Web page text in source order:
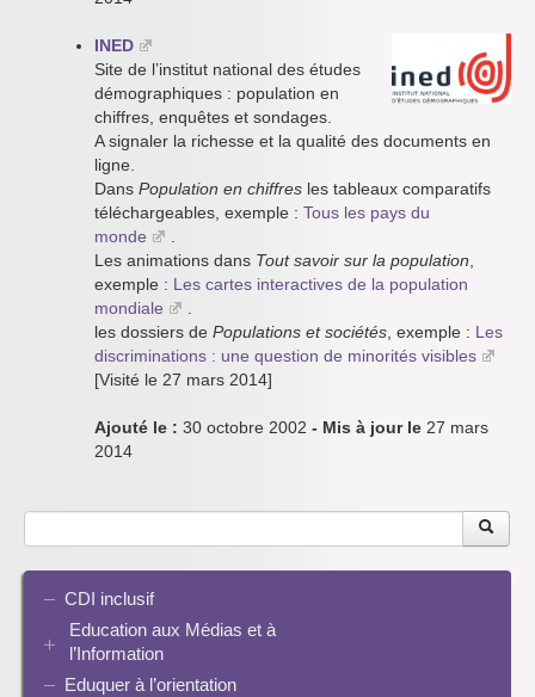
INED
Site de l’institut national des études
démographiques : population en
chiffres, enquêtes et sondages.
A signaler la richesse et la qualité des documents en
ligne.
Dans Population en chiffres les tableaux comparatifs
téléchargeables, exemple : Tous les pays du
monde
Les animations dans Tout savoir sur la population
exemple : Les cartes interactives de la population
mondiale
les dossiers de Populations et sociétés , exemple : Les
discriminations : une question de minorités visibles
[Visité le 27 mars 2014]
Ajouté le : 30 octobre 2002 - Mis à jour le 27 mars
2014
CDI inclusif
Education aux Médias et à
l’Information
EMI et translittératie
Eduquer à l’orientation